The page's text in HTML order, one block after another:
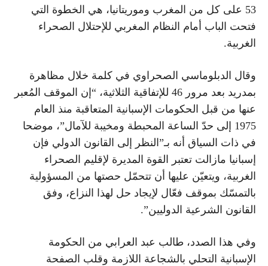
53 على كل من المغرب وموريتانيا، هي الخطوة التي
فتحت الباب أمام النظام المغربي للإحتلال الصحراء
الغربية.
وقال الدبلوماسي الصحراوي في كلمة خلال مظاهرة
بمدريد بعد مرور 46 للإتفاقية الثلاثية، “إن الموقف المُعبر
عنها من قبل الحكومات الإسبانية المتعاقبة منذ العام
1975 إلى حدّ الساعة المحبطة ومخيبة للآمال”، موضحا
في ذات السياق أنه بـ”النظر إلى القانون الدولي فإن
إسبانيا مازالت تعتبر القوة المديرة لإقليم الصحراء
الغربية، ويتعيّن عليها أن تتحمّل حصتها من المسؤولية
بالتمسّك بموقف فعّال لإيجاد حل لهذا النزاع، وفق
القانون الشرعية الدوليين”.
وفي هذا الصدد، طالب عبد العرابي من الحكومة
الإسبانية التحلي بالشجاعة اللازمة وقلب الصفحة